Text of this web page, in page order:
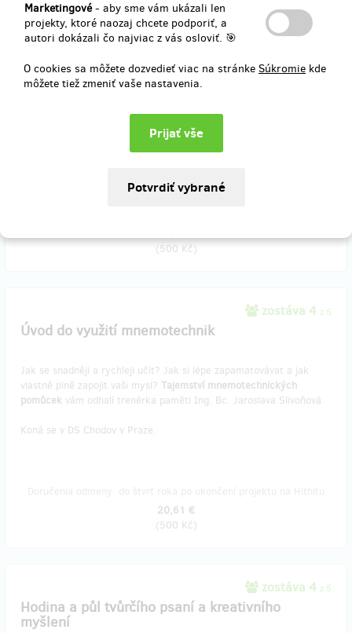
Marketingové- aby sme vám ukázali len
projekty, ktoré naozaj chcete podporiť, a
autori dokázali čo najviac z vás osloviť. 🎯
O cookies sa môžete dozvedieť viac na stránke Súkromie kde
môžete tiež zmeniť vaše nastavenia.
Hodina tance vsedě a relaxace
Pohybový seminářpřináší uvolnění i rozproudění a seznamuje s
technikamitance vseděnejen pro seniory. I v sedě vznikají krásné
Koná se v DS Chodov v Praze.
(500 Kč)
zostáva 4 z 5
Úvod do využití mnemotechnik
Jak se snadněji a rychleji učit? Jak si lépe zapamatovávat a jak
vlastně plně zapojit vaši mysl? Tajemství mnemotechnických
pomůcek vám odhalí trenérka paměti Ing. Bc. Jaroslava Slivoňová.
Koná se v DS Chodov v Praze.
20,61 €
(500 Kč)
zostáva 4 z 5
Hodina a půl tvůrčího psaní a kreativního
myšlení